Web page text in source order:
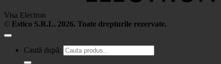
Visa Electron
© Estico S.R.L. 2026. Toate drepturile rezervate.
Caută după: